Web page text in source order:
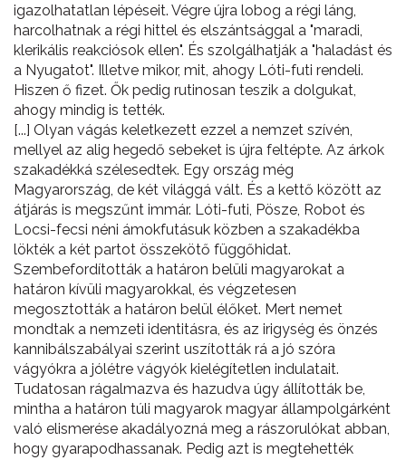
igazolhatatlan lépéseit. Végre újra lobog a régi láng,
harcolhatnak a régi hittel és elszántsággal a "maradi,
klerikális reakciósok ellen". És szolgálhatják a "haladást és
a Nyugatot". Illetve mikor, mit, ahogy Lóti-futi rendeli.
Hiszen ő fizet. Ők pedig rutinosan teszik a dolgukat,
ahogy mindig is tették.
[...] Olyan vágás keletkezett ezzel a nemzet szívén,
mellyel az alig hegedő sebeket is újra feltépte. Az árkok
szakadékká szélesedtek. Egy ország még
Magyarország, de két világgá vált. És a kettő között az
átjárás is megszűnt immár. Lóti-futi, Pösze, Robot és
Locsi-fecsi néni ámokfutásuk közben a szakadékba
lökték a két partot összekötő függőhidat.
Szembefordították a határon belüli magyarokat a
határon kívüli magyarokkal, és végzetesen
megosztották a határon belül élőket. Mert nemet
mondtak a nemzeti identitásra, és az irigység és önzés
kannibálszabályai szerint uszították rá a jó szóra
vágyókra a jólétre vágyók kielégítetlen indulatait.
Tudatosan rágalmazva és hazudva úgy állították be,
mintha a határon túli magyarok magyar állampolgárként
való elismerése akadályozná meg a rászorulókat abban,
hogy gyarapodhassanak. Pedig azt is megtehették